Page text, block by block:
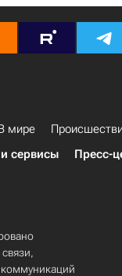
мире
сервисы Пресс-